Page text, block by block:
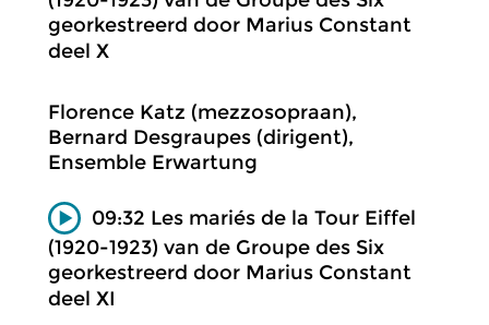
georkestreerd door Marius Constant
deel X
Florence Katz (mezzosopraan),
Bernard Desgraupes (dirigent),
Ensemble Erwartung
09:32 Les mariés de la Tour Eiffel
(1920-1923) van de Groupe des Six
georkestreerd door Marius Constant
deel XI